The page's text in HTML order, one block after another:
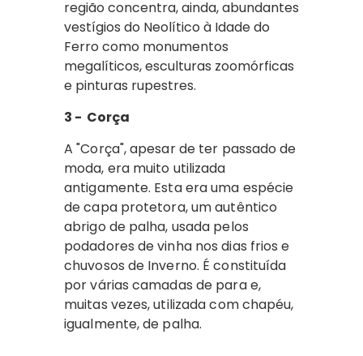
região concentra, ainda, abundantes
vestígios do Neolítico à Idade do
Ferro como monumentos
megalíticos, esculturas zoomórficas
e pinturas rupestres.
3 - Corça
A "Corça", apesar de ter passado de
moda, era muito utilizada
antigamente. Esta era uma espécie
de capa protetora, um autêntico
abrigo de palha, usada pelos
podadores de vinha nos dias frios e
chuvosos de Inverno. É constituída
por várias camadas de para e,
muitas vezes, utilizada com chapéu,
igualmente, de palha.